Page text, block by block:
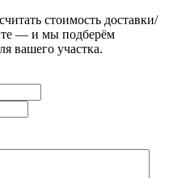
стоимость доставки/
— и мы подберём
вашего участка.